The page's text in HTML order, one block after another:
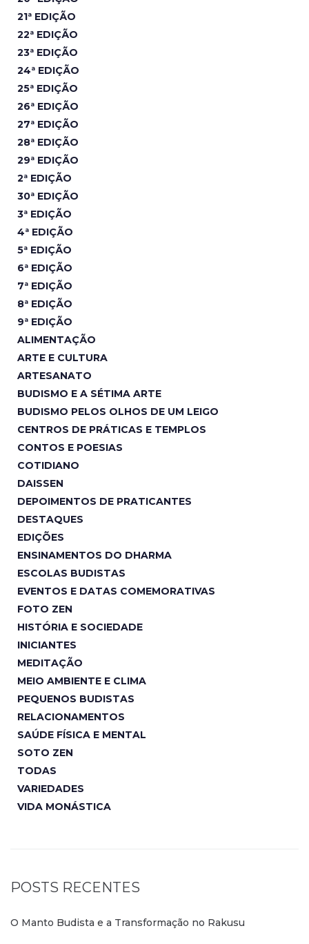
21ª EDIÇÃO
22ª EDIÇÃO
23ª EDIÇÃO
24ª EDIÇÃO
25ª EDIÇÃO
26ª EDIÇÃO
27ª EDIÇÃO
28ª EDIÇÃO
29ª EDIÇÃO
2ª EDIÇÃO
30ª EDIÇÃO
3ª EDIÇÃO
4ª EDIÇÃO
5ª EDIÇÃO
6ª EDIÇÃO
7ª EDIÇÃO
8ª EDIÇÃO
9ª EDIÇÃO
ALIMENTAÇÃO
ARTE E CULTURA
ARTESANATO
BUDISMO E A SÉTIMA ARTE
BUDISMO PELOS OLHOS DE UM LEIGO
CENTROS DE PRÁTICAS E TEMPLOS
CONTOS E POESIAS
COTIDIANO
DAISSEN
DEPOIMENTOS DE PRATICANTES
DESTAQUES
EDIÇÕES
ENSINAMENTOS DO DHARMA
ESCOLAS BUDISTAS
EVENTOS E DATAS COMEMORATIVAS
FOTO ZEN
HISTÓRIA E SOCIEDADE
INICIANTES
MEDITAÇÃO
MEIO AMBIENTE E CLIMA
PEQUENOS BUDISTAS
RELACIONAMENTOS
SAÚDE FÍSICA E MENTAL
SOTO ZEN
TODAS
VARIEDADES
VIDA MONÁSTICA
POSTS RECENTES
O Manto Budista e a Transformação no Rakusu